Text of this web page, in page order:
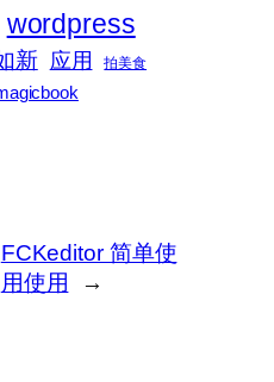
wordpress
新 应用
拍美食
FCKeditor 简单使
用使用
→